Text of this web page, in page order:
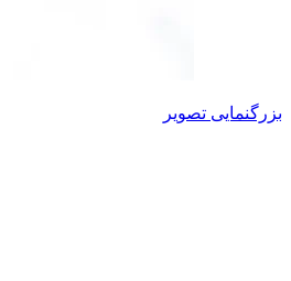
بزرگنمایی تصویر